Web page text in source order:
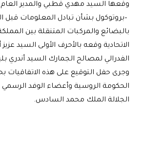
وقعها السيد مهدي قطبي والمدير العام
–بروتوكول بشأن تبادل المعلومات قبل
بالبضائع والمركبات المتنقلة بين
الاتحادية وقعه بالأحرف الأولى السيد
الفدرالي لمصالح الجمارك السيد أندري
وجرى حفل التوقيع على هذه
الحكومة الروسية وأعضاء الوفد
الجلالة الملك محمد السادس.